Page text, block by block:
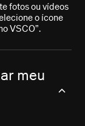
fotos ou vídeos
o ícone
VSCO”.
meu